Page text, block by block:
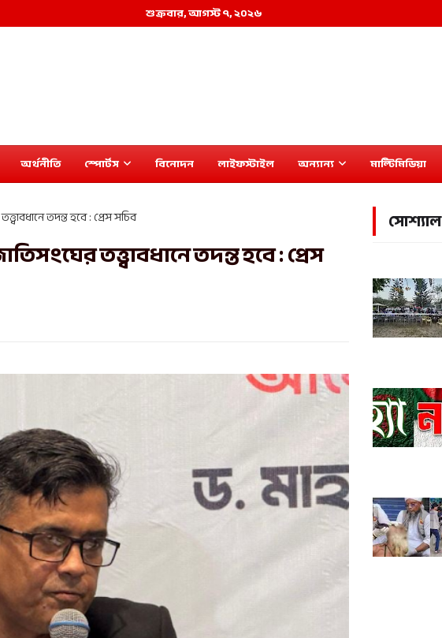
শুক্রবার, আগস্ট ৭, ২০২৬
অর্থনীতি স্পোর্টস বিনোদন লাইফস্টাইল অন্যান্য মাল্টিমিডিয়া
তদন্ত হবে : প্রেস সচিব
তত্ত্বাবধানে তদন্ত হবে : প্রেস
সোশ্যাল